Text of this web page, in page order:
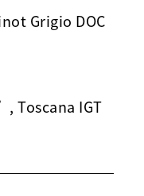
Grigio DOC
Toscana IGT